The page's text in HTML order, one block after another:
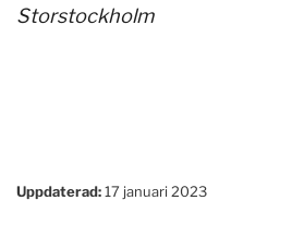
Storstockholm
Uppdaterad:17 januari 2023